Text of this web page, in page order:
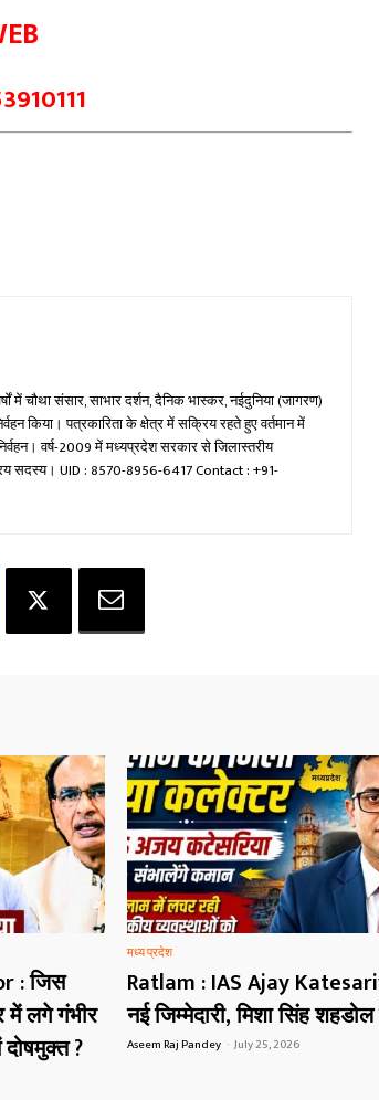
में चौथा संसार, साभार दर्शन, दैनिक भास्कर, नईदुनिया (जागरण)
किया। पत्रकारिता के क्षेत्र में सक्रिय रहते हुए वर्तमान में
वर्ष-2009 में मध्यप्रदेश सरकार से जिलास्तरीय
सदस्य। UID : 8570-8956-6417 Contact : +91-
: जिस
लगे गंभीर
?
मध्य प्रदेश
Ratlam : IAS Ajay
नई जिम्मेदारी, मिशा सिंह शहडोल
Aseem Raj Pandey - July 25, 2026